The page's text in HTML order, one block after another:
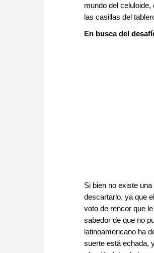
mundo del
las casillas del
En busca del
Si bien no existe
descartarlo, ya que
voto de rencor que
sabedor de que no
latinoamericano ha
suerte está echada,